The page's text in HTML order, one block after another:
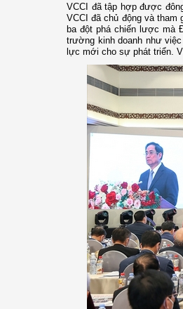
VCCI đã tập hợp được
VCCI đã chủ động và
ba đột phá chiến lược mà
trường kinh doanh như
lực mới cho sự phát triển.